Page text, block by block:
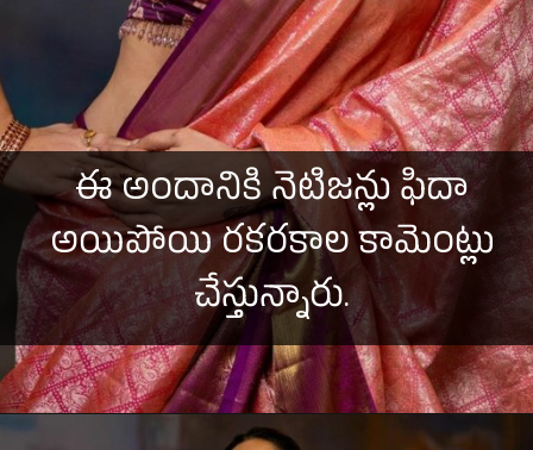
ఈ అందానికి నెటిజన్లు ఫిదా
అయిపోయి రకరకాల కామెంట్లు
చేస్తున్నారు.